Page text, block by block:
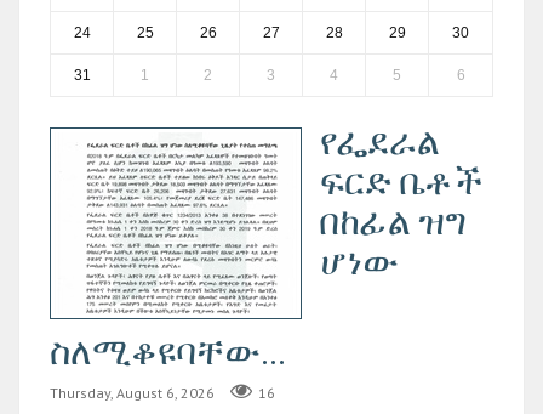
24 25 26 27 28 29 30
31 1 2 3 4 5 6
የፌደራል
ፍርድ ቤቶች
በከፊል ዝግ
ሆነው
ስለሚቆዩባቸው...
Thursday, August 6, 2026 16